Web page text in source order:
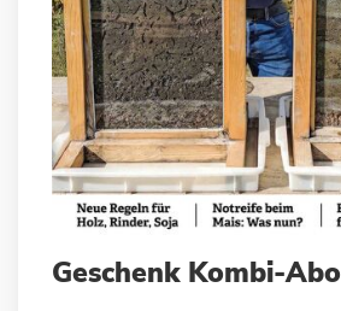
Anfang
Geschenk Kombi-Abo